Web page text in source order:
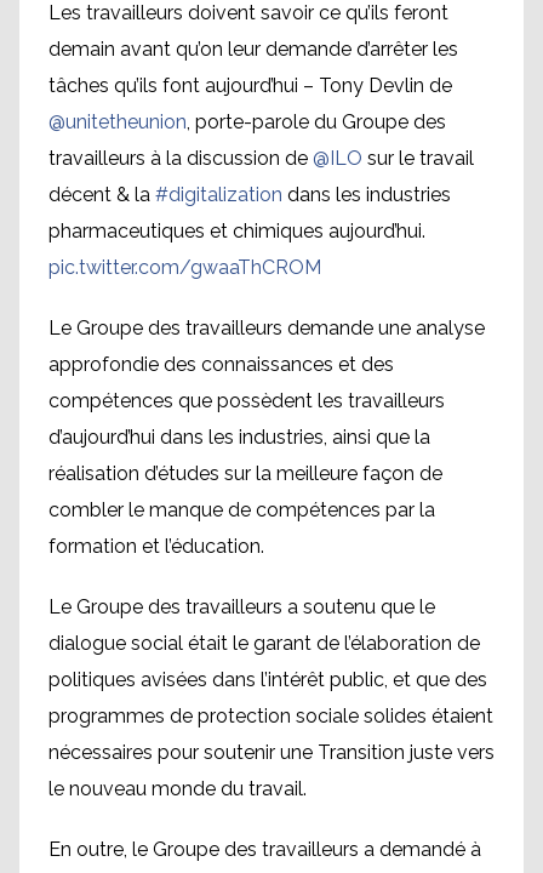
Les travailleurs doivent savoir ce qu’ils feront
demain avant qu’on leur demande d’arrêter les
tâches qu’ils font aujourd’hui – Tony Devlin de
@unitetheunion, porte-parole du Groupe des
travailleurs à la discussion de @ILO sur le travail
décent & la #digitalization dans les industries
pharmaceutiques et chimiques aujourd’hui.
pic.twitter.com/gwaaThCROM
Le Groupe des travailleurs demande une analyse
approfondie des connaissances et des
compétences que possèdent les travailleurs
d’aujourd’hui dans les industries, ainsi que la
réalisation d’études sur la meilleure façon de
combler le manque de compétences par la
formation et l’éducation.
Le Groupe des travailleurs a soutenu que le
dialogue social était le garant de l’élaboration de
politiques avisées dans l’intérêt public, et que des
programmes de protection sociale solides étaient
nécessaires pour soutenir une Transition juste vers
le nouveau monde du travail.
En outre, le Groupe des travailleurs a demandé à